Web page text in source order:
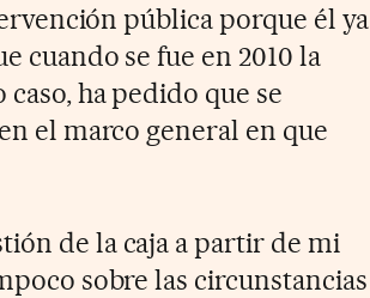
pública porque él ya
cuando se fue en 2010 la
ha pedido que se
el marco general en que
de la caja a partir de mi
sobre las circunstancias